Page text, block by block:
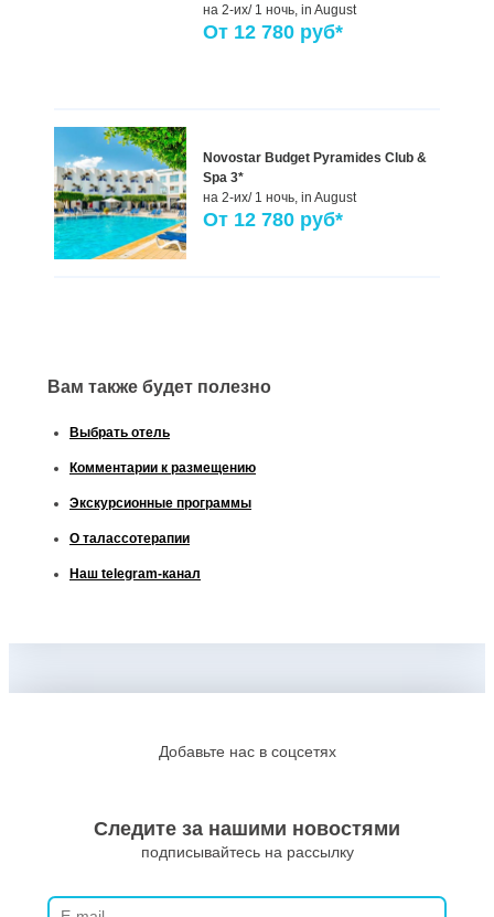
на 2-их/ 1 ночь, in August
От 12 780 руб*
Novostar Budget Pyramides Club &
Spa 3*
на 2-их/ 1 ночь, in August
От 12 780 руб*
Вам также будет полезно
Выбрать отель
Комментарии к размещению
Экскурсионные программы
О талассотерапии
Наш telegram-канал
Добавьте нас в соцсетях
Следите за нашими новостями
подписывайтесь на рассылку